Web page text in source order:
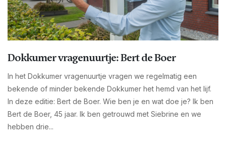
Dokkumer vragenuurtje: Bert de Boer
In het Dokkumer vragenuurtje vragen we regelmatig een
bekende of minder bekende Dokkumer het hemd van het lijf.
In deze editie: Bert de Boer. Wie ben je en wat doe je? Ik ben
Bert de Boer, 45 jaar. Ik ben getrouwd met Siebrine en we
hebben drie...